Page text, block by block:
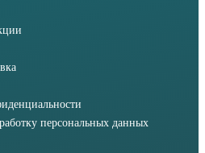
персональных данных